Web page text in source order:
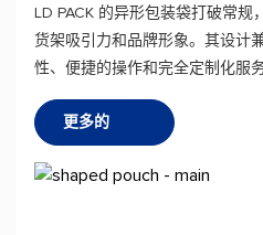
LD PACK 的异形包装袋打破常
货架吸引力和品牌形象。其设计
性、便捷的操作和完全定制化服务
更多的